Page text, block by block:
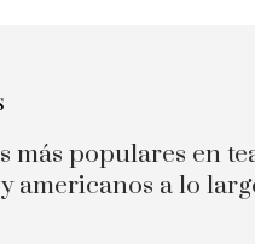
más populares en
americanos a lo